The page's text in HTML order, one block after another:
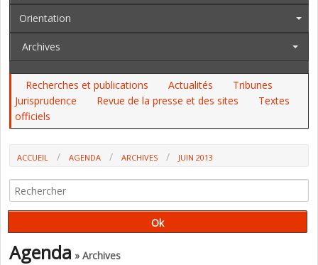
Orientation
Archives
Recherches et publications Actualités
Tribunes
Jurisprudence
Revue de la presse et des sites
Textes
officiels
ACCUEIL AGENDA ARCHIVES JUIN 2013
Agenda » Archives